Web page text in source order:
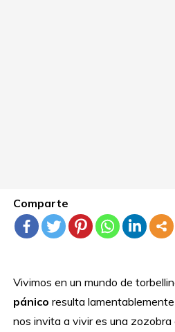
Comparte
Vivimos en un mundo de
pánico resulta
nos invita a vivir es una